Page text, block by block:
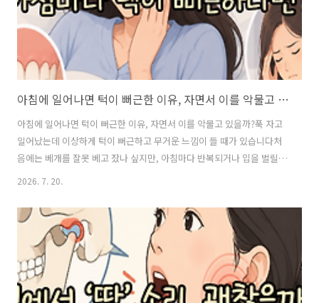
아침에 일어나면 턱이 뻐근한 이유, 자면서 이를 악물고 있을까?
아침에 일어나면 턱이 뻐근한 이유, 자면서 이를 악물고 있을까?푹 자고
일어났는데 이상하게 턱이 뻐근하고 무거운 느낌이 들 때가 있습니다처
음에는 베개를 잘못 베고 잤나 싶지만, 아침마다 반복되거나 입을 벌릴
때 턱 주변이 피곤하다면 다른 이유가 있을 수 있습니다특히 많은 사람이
는데도 턱이 뻐근하다면 어떨까요?의외로 잠을 자면서 이를 ‘드르륵’ 갈
지는 않아도 위아래 치아를 강하게 꽉 물고 자는 이악물기가 나타날 수
있습니다아침에만 유독 턱이 피곤하다면 밤사이 턱에 어떤 일이 있었는
지 한번 살펴볼 필요가 있습니다 자고 일어났는데 왜 턱이 뻐근할까?우
리가 잠을 자는 동안 턱도 쉬고 있을 것 같지만 항상 그런 것은 아닙니다
수면 중 자신도 모르..
2026. 7. 20.